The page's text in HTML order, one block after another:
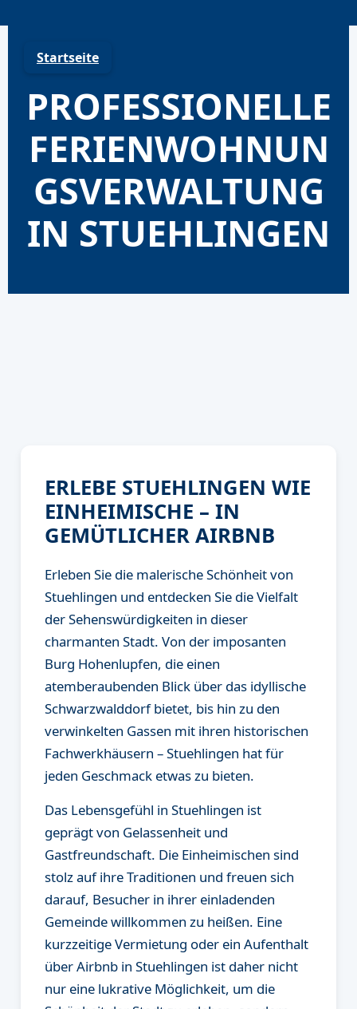
to
Startseite
PROFESSIONELLE
FERIENWOHNUN
GSVERWALTUNG
IN STUEHLINGEN
ERLEBE STUEHLINGEN WIE
EINHEIMISCHE – IN
GEMÜTLICHER AIRBNB
Erleben Sie die malerische Schönheit von
Stuehlingen und entdecken Sie die Vielfalt
der Sehenswürdigkeiten in dieser
charmanten Stadt. Von der imposanten
Burg Hohenlupfen, die einen
atemberaubenden Blick über das idyllische
Schwarzwalddorf bietet, bis hin zu den
verwinkelten Gassen mit ihren historischen
Fachwerkhäusern – Stuehlingen hat für
jeden Geschmack etwas zu bieten.
Das Lebensgefühl in Stuehlingen ist
geprägt von Gelassenheit und
Gastfreundschaft. Die Einheimischen sind
stolz auf ihre Traditionen und freuen sich
darauf, Besucher in ihrer einladenden
Gemeinde willkommen zu heißen. Eine
kurzzeitige Vermietung oder ein Aufenthalt
über Airbnb in Stuehlingen ist daher nicht
nur eine lukrative Möglichkeit, um die